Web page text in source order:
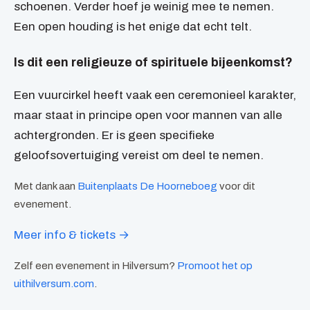
schoenen. Verder hoef je weinig mee te nemen.
Een open houding is het enige dat echt telt.
Is dit een religieuze of spirituele bijeenkomst?
Een vuurcirkel heeft vaak een ceremonieel karakter,
maar staat in principe open voor mannen van alle
achtergronden. Er is geen specifieke
geloofsovertuiging vereist om deel te nemen.
Met dank aan Buitenplaats De Hoorneboeg voor dit
evenement.
Meer info & tickets →
Zelf een evenement in Hilversum? Promoot het op
uithilversum.com